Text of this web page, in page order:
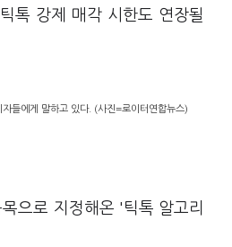
톡 강제 매각 시한도 연장될
들에게 말하고 있다. (사진=로이터연합뉴스)
으로 지정해온 '틱톡 알고리